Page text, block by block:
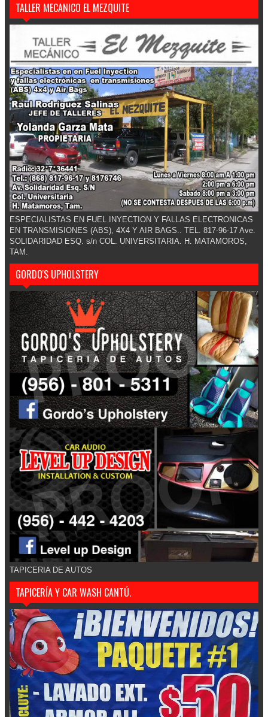
TALLER MECANICO EL MEZQUITE
ESPECIALISTAS EN FUEL INYECTION Y FALLAS ELECTRONICAS
EN TRANSMISIONES (ABS), 4X4 Y AIR BAGS.. TEL. 817-96-17 Ave.
SOLIDARIDAD ESQ. s/n COL. UNIVERSITARIA. H. MATAMOROS,
TAM.
GORDO'S UPHOLSTERY
TAPICERIA DE AUTOS
TAPICERÍA Y CAR WASH CANTÚ.